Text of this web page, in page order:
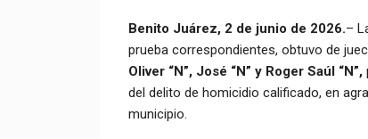
Benito Juárez, 2 de junio de 2026.–
prueba correspondientes, obtuvo de
Oliver “N”, José “N” y Roger Saúl “N”,
del delito de homicidio calificado, en
municipio.